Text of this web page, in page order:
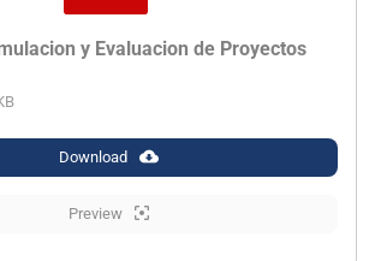
y Evaluacion de Proyectos
Download
Preview